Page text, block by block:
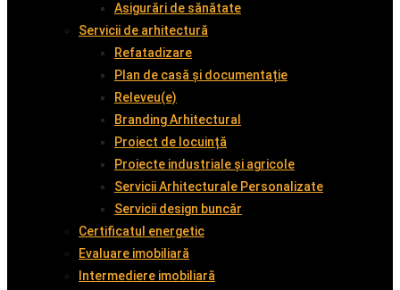
Asigurări de sănătate
Servicii de arhitectură
Refatadizare
Plan de casă și documentație
Releveu(e)
Branding Arhitectural
Proiect de locuință
Proiecte industriale și agricole
Servicii Arhitecturale Personalizate
Servicii design buncăr
Certificatul energetic
Evaluare imobiliară
Intermediere imobiliară